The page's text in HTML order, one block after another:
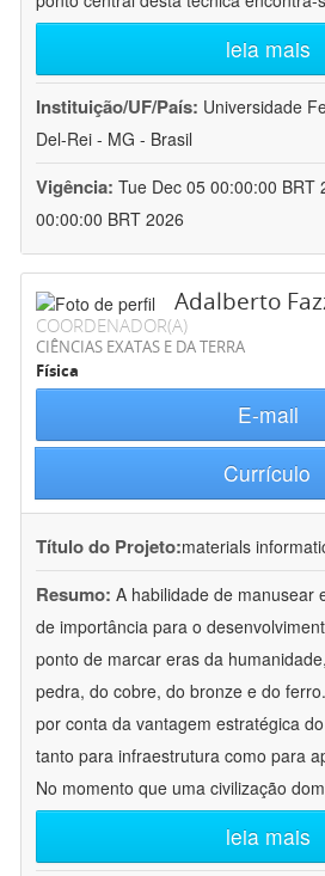
leia mais
Instituição/UF/País: Universidade
Del-Rei - MG - Brasil
Vigência: Tue Dec 05 00:00:00 BRT
00:00:00 BRT 2026
Adalberto
COORDENADOR(A)
CIÊNCIAS EXATAS E DA TERRA
Física
E-mail
Currículo
Título do Projeto:materials
Resumo: A habilidade de manusear
de importância para o
ponto de marcar eras da
pedra, do cobre, do bronze e do
por conta da vantagem estratégica
tanto para infraestrutura como para
No momento que uma civilização
leia mais